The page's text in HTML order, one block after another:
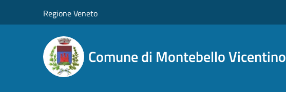
Regione Veneto
Comune di Montebello Vicentino